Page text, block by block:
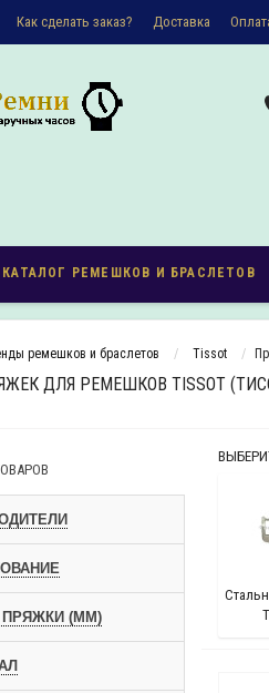
Как сделать заказ? Доставка
КАТАЛОГ РЕМЕШКОВ И БРАСЛЕТОВ
ремешков и браслетов Tissot
ДЛЯ РЕМЕШКОВ TISSOT
ПРЯЖКИ (ММ)